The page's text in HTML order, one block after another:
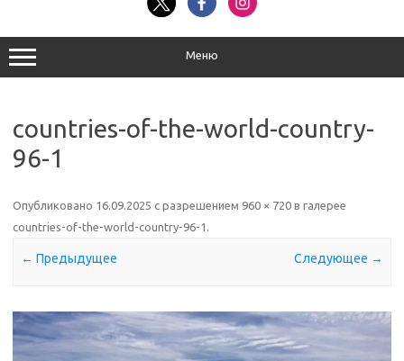
Меню
countries-of-the-world-country-
96-1
Опубликовано 16.09.2025 с разрешением 960 × 720 в галерее
countries-of-the-world-country-96-1 .
← Предыдущее Следующее →